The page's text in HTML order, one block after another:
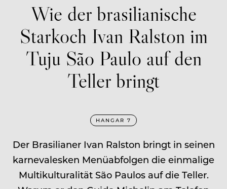
Wie der brasilianische
Starkoch Ivan Ralston im
Tuju São Paulo auf den
Teller bringt
HANGAR 7
Der Brasilianer Ivan Ralston bringt in seinen
karnevalesken Menü­abfolgen die einmalige
Multikulturalität São Paulos auf die Teller.